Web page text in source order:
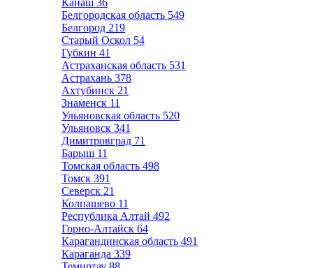
Канаш 36
Белгородская область 549
Белгород 219
Старый Оскол 54
Губкин 41
Астраханская область 531
Астрахань 378
Ахтубинск 21
Знаменск 11
Ульяновская область 520
Ульяновск 341
Димитровград 71
Барыш 11
Томская область 498
Томск 391
Северск 21
Колпашево 11
Республика Алтай 492
Горно-Алтайск 64
Карагандинская область 491
Караганда 339